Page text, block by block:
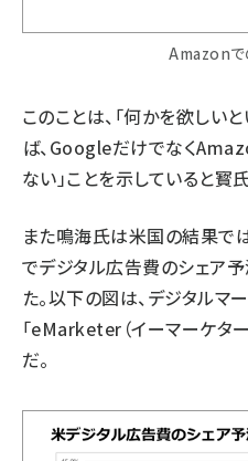
Amazon
このことは、「何かを欲しい
ば、Googleだけでなく
ない」ことを示していると寳
また鳴海氏は米国の結果で
でデジタル広告費のシェア
た。以下の図は、デジタルマ
「eMarketer （イーマーケタ
だ。